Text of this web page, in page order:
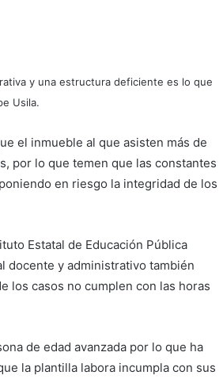
y una estructura deficiente es lo que
Usila.
el inmueble al que asisten más de
por lo que temen que las constantes
en riesgo la integridad de los
Estatal de Educación Pública
docente y administrativo también
los casos no cumplen con las horas
de edad avanzada por lo que ha
la plantilla labora incumpla con sus